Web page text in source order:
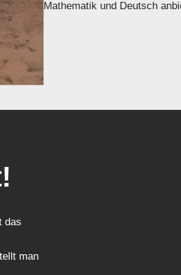
Mathematik und Deutsch
das
man